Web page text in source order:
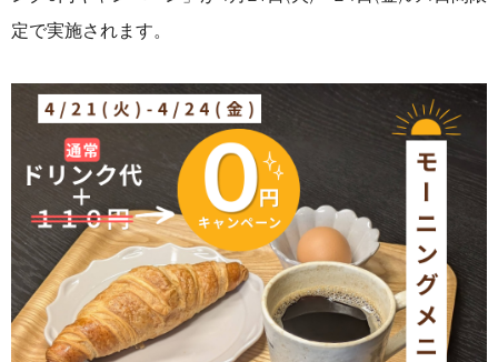
定で実施されます。